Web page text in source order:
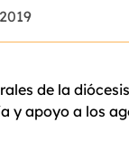
de la
y apoyo a los